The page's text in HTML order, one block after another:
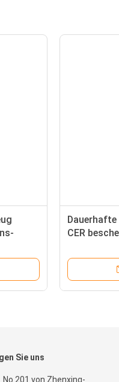
CER
Sie uns
No.201 von Zhenxing-